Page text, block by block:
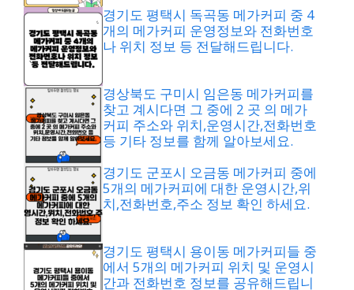
경기도 평택시 독곡동 메가커피 중 4
개의 메가커피 운영정보와 전화번호
나 위치 정보 등 전달해드립니다.
경상북도 구미시 임은동 메가커피를
찾고 계시다면 그 중에 2 곳 의 메가
커피 주소와 위치,운영시간,전화번호
등 기타 정보를 함께 알아보세요.
경기도 군포시 오금동 메가커피 중에
5개의 메가커피에 대한 운영시간,위
치,전화번호,주소 정보 확인 하세요.
경기도 평택시 용이동 메가커피들 중
에서 5개의 메가커피 위치 및 운영시
간과 전화번호 정보를 공유해드립니